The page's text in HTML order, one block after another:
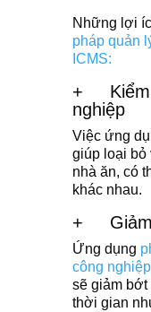
Những lợi
pháp quản
ICMS:
+ Kiểm
nghiệp
Việc ứng
giúp loại bỏ
nhà ăn, có
khác nhau.
+ Giảm
Ứng dụng
công
sẽ giảm bớt
thời gian